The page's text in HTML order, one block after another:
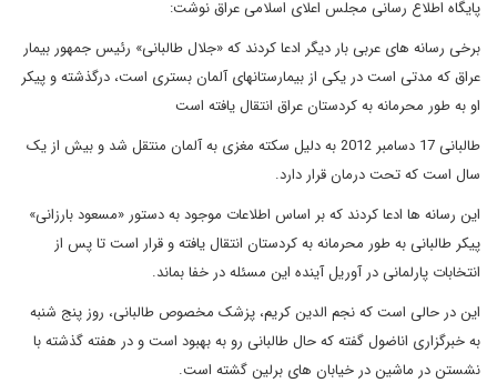
پایگاه اطلاع رسانی مجلس اعلای اسلامی عراق نوشت:
برخی رسانه های عربی بار دیگر ادعا کردند که «جلال طالبانی» رئیس جمهور بیمار
عراق که مدتی است در یکی از بیمارستانهای آلمان بستری است، درگذشته و پیکر
او به طور محرمانه به کردستان عراق انتقال یافته است
طالبانی 17 دسامبر 2012 به دلیل سکته مغزی به آلمان منتقل شد و بیش از یک
سال است که تحت درمان قرار دارد.
این رسانه ها ادعا کردند که بر اساس اطلاعات موجود به دستور «مسعود بارزانی»
پیکر طالبانی به طور محرمانه به کردستان انتقال یافته و قرار است تا پس از
انتخابات پارلمانی در آوریل آینده این مسئله در خفا بماند.
این در حالی است که نجم الدین کریم، پزشک مخصوص طالبانی، روز پنج شنبه
به خبرگزاری اناضول گفته که حال طالبانی رو به بهبود است و در هفته گذشته با
نشستن در ماشین در خیابان های برلین گشته است.